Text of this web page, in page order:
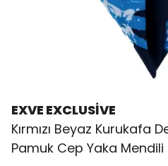
EXVE EXCLUSİVE
Kırmızı Beyaz Kurukafa
Pamuk Cep Yaka Mendili